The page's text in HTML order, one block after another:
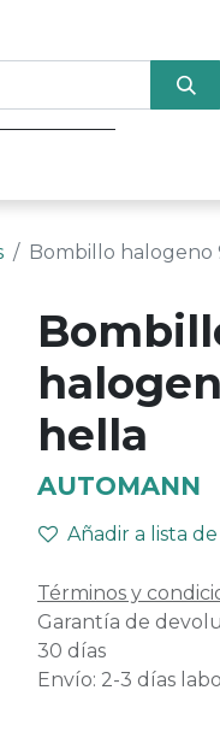
Bombillo halogeno
hella
AUTOMANN
Añadir a lista
Términos y
Garantía de
30 días
Envío: 2-3 días